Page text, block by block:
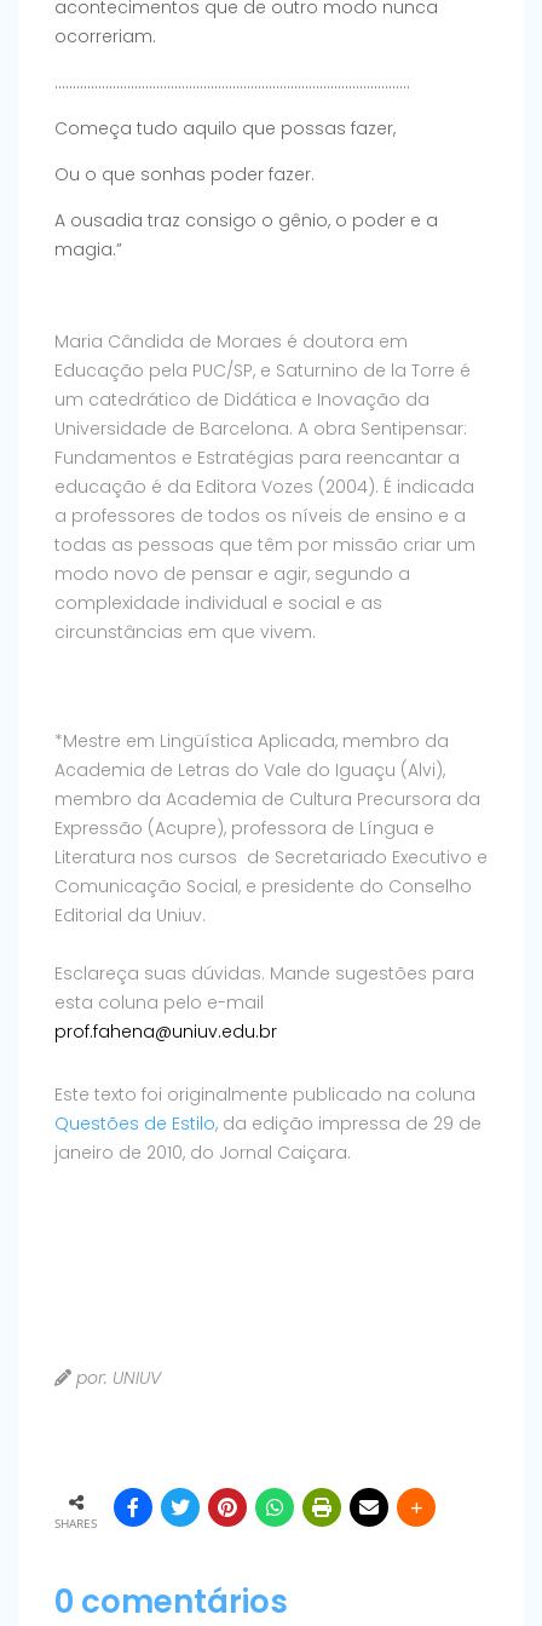
acontecimentos que de outro modo nunca
ocorreriam.
……………………………………………………………………………………..
Começa tudo aquilo que possas fazer,
Ou o que sonhas poder fazer.
A ousadia traz consigo o gênio, o poder e a
magia.”
Maria Cândida de Moraes é doutora em
Educação pela PUC/SP, e Saturnino de la Torre é
um catedrático de Didática e Inovação da
Universidade de Barcelona. A obra Sentipensar:
Fundamentos e Estratégias para reencantar a
educação é da Editora Vozes (2004). É indicada
a professores de todos os níveis de ensino e a
todas as pessoas que têm por missão criar um
modo novo de pensar e agir, segundo a
complexidade individual e social e as
circunstâncias em que vivem.
*Mestre em Lingüística Aplicada, membro da
Academia de Letras do Vale do Iguaçu (Alvi),
membro da Academia de Cultura Precursora da
Expressão (Acupre), professora de Língua e
Literatura nos cursos de Secretariado Executivo e
Comunicação Social, e presidente do Conselho
Editorial da Uniuv.
Esclareça suas dúvidas. Mande sugestões para
esta coluna pelo e-mail
prof.fahena@uniuv.edu.br
Este texto foi originalmente publicado na coluna
Questões de Estilo, da edição impressa de 29 de
janeiro de 2010, do Jornal Caiçara.
por: UNIUV
SHARES
0 comentários